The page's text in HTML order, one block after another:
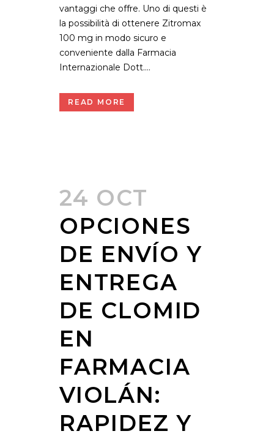
vantaggi che offre. Uno di questi è
la possibilità di ottenere Zitromax
100 mg in modo sicuro e
conveniente dalla Farmacia
Internazionale Dott....
READ MORE
24 OCT
OPCIONES
DE ENVÍO Y
ENTREGA
DE CLOMID
EN
FARMACIA
VIOLÁN:
RAPIDEZ Y